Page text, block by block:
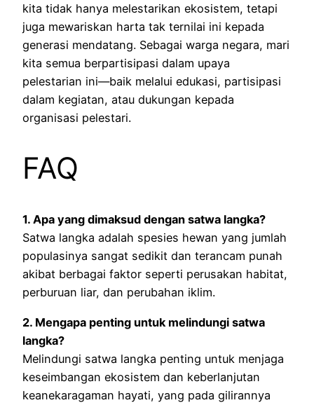
kita tidak hanya melestarikan ekosistem, tetapi
juga mewariskan harta tak ternilai ini kepada
generasi mendatang. Sebagai warga negara, mari
kita semua berpartisipasi dalam upaya
pelestarian ini—baik melalui edukasi, partisipasi
dalam kegiatan, atau dukungan kepada
organisasi pelestari.
FAQ
1. Apa yang dimaksud dengan satwa langka?
Satwa langka adalah spesies hewan yang jumlah
populasinya sangat sedikit dan terancam punah
akibat berbagai faktor seperti perusakan habitat,
perburuan liar, dan perubahan iklim.
2. Mengapa penting untuk melindungi satwa
langka?
Melindungi satwa langka penting untuk menjaga
keseimbangan ekosistem dan keberlanjutan
keanekaragaman hayati, yang pada gilirannya